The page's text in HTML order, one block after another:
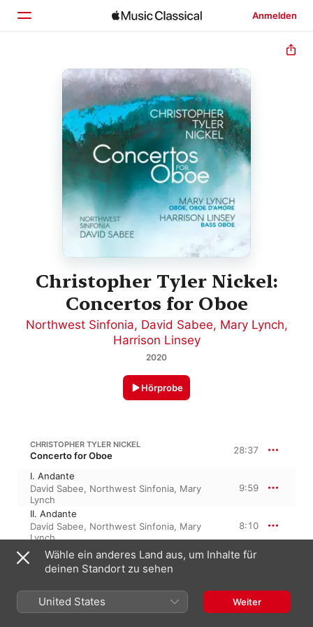
Anmelden
Startseite
Entdecken
Suchen
Christopher Tyler Nickel:
Concertos for Oboe
Northwest Sinfonia, David Sabee, Mary Lynch,
Harrison Linsey
2020
Hörprobe
CHRISTOPHER TYLER NICKEL
Concerto for Oboe 28:37
I. Andante
David Sabee, Northwest Sinfonia, Mary
Lynch
9:59
II. Andante
David Sabee, Northwest Sinfonia, Mary
Lynch
8:10
III. Allegro
David Sabee,Northwest Sinfonia
Mary
Lynch
Wähle ein anderes Land aus, um Inhalte für
deinen Standort zu sehen
United States Weiter